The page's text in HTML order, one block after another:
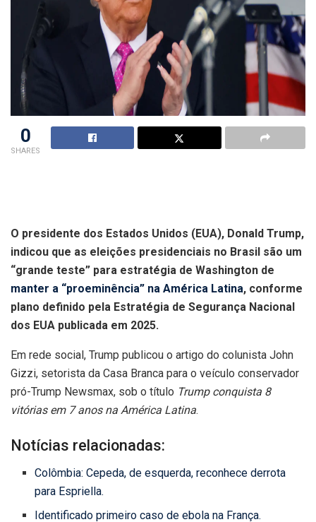
0
SHARES
O presidente dos Estados Unidos (EUA), Donald Trump,
indicou que as eleições presidenciais no Brasil são um
“grande teste” para estratégia de Washington de
manter a “proeminência” na América Latina, conforme
plano definido pela Estratégia de Segurança Nacional
dos EUA publicada em 2025.
Em rede social, Trump publicou o artigo do colunista John
Gizzi, setorista da Casa Branca para o veículo conservador
pró-Trump Newsmax, sob o título Trump conquista 8
vitórias em 7 anos na América Latina.
Notícias relacionadas:
Colômbia: Cepeda, de esquerda, reconhece derrota
para Espriella.
Identificado primeiro caso de ebola na França.